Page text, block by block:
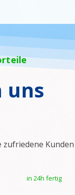
uns
zufriedene
in 24h fertig